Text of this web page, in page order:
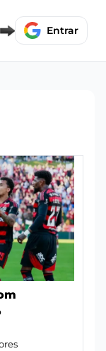
Entrar